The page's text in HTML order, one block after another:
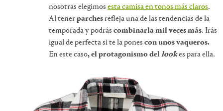
nosotras elegimos esta camisa en tonos más claros.
Al tenerparchesrefleja una de las tendencias de la
temporada y podrás combinarla mil veces más. Irás
igual de perfecta si te la pones con unos vaqueros.
En este caso, el protagonismo dellookes para ella.